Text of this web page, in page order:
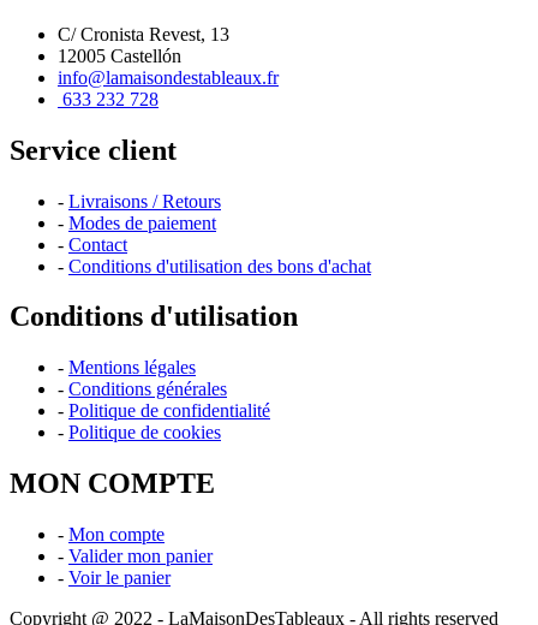
C/ Cronista Revest, 13
12005 Castellón
info@lamaisondestableaux.fr
633 232 728
Service client
- Livraisons / Retours
- Modes de paiement
- Contact
- Conditions d'utilisation des bons d'achat
Conditions d'utilisation
- Mentions légales
- Conditions générales
- Politique de confidentialité
- Politique de cookies
MON COMPTE
- Mon compte
- Valider mon panier
- Voir le panier
Copyright @ 2022 - LaMaisonDesTableaux - All rights reserved